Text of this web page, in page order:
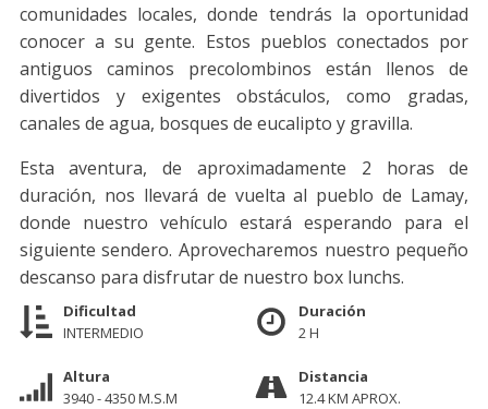
comunidades locales, donde tendrás la oportunidad
conocer a su gente. Estos pueblos conectados por
antiguos caminos precolombinos están llenos de
divertidos y exigentes obstáculos, como gradas,
canales de agua, bosques de eucalipto y gravilla.
Esta aventura, de aproximadamente 2 horas de
duración, nos llevará de vuelta al pueblo de Lamay,
donde nuestro vehículo estará esperando para el
siguiente sendero. Aprovecharemos nuestro pequeño
descanso para disfrutar de nuestro box lunchs.
Dificultad
INTERMEDIO
Duración
2 H
Altura
3940 - 4350 M.S.M
Distancia
12.4 KM APROX.